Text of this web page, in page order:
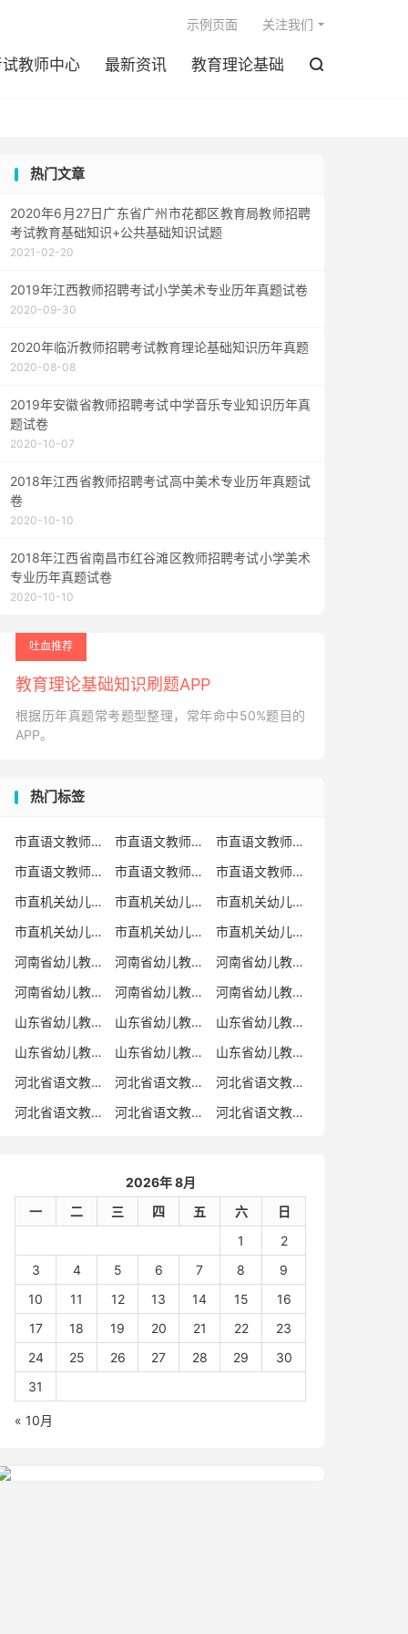
教师中心 最新资讯 教育理论基础 
示例页面 关注我们
热门文章
2020年6月27日广东省广州市花都区教育局教师招聘
考试教育基础知识+公共基础知识试题
2021-02-20
2019年江西教师招聘考试小学美术专业历年真题试卷
2020-09-30
2020年临沂教师招聘考试教育理论基础知识历年真题
2020-08-08
2019年安徽省教师招聘考试中学音乐专业知识历年真
题试卷
2020-10-07
2018年江西省教师招聘考试高中美术专业历年真题试
卷
2020-10-10
2018年江西省南昌市红谷滩区教师招聘考试小学美术
专业历年真题试卷
2020-10-10
吐血推荐
教育理论基础知识刷题APP
根据历年真题常考题型整理，常年命中50%题目的
APP。
热门标签
市直语文教师招聘 市直语文教师招聘考试真题
市直语文教师招聘考试真题卷
市直语文教师编制考试真题
市直语文教师编制考试真题卷
市直语文教师考试
市直机关幼儿教师招聘
市直机关幼儿教师考试
市直机关幼儿教师招聘考试真题
市直机关幼儿教师招聘考试真题卷
市直机关幼儿教师编制考试真题卷
市直机关幼儿教师编制考试真题
河南省幼儿教师招聘
河南省幼儿教师考试
河南省幼儿教师招聘考试真题
河南省幼儿教师招聘考试真题卷
河南省幼儿教师编制考试真题
河南省幼儿教师编制考试真题卷
山东省幼儿教师招聘
山东省幼儿教师考试
山东省幼儿教师招聘考试真题
山东省幼儿教师招聘考试真题卷
山东省幼儿教师编制考试真题
山东省幼儿教师编制考试真题卷
河北省语文教师招聘
河北省语文教师招聘考试真题
河北省语文教师招聘考试真题卷
河北省语文教师编制考试真题
河北省语文教师编制考试真题卷 河北省语文教师考试
2026年 8月
一
二 三 四 五 六
日
1
2
3
4 5 6 7 8
9
10
11 12 13 14 15
16
17
18 19 20 21 22
23
24
25 26 27 28 29
30
31
« 10月